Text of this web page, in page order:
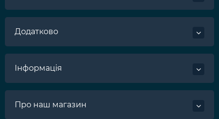
Додатково
Інформація
Про наш магазин